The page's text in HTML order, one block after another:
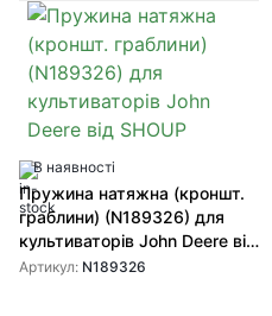
В наявності
Пружина натяжна (кроншт.
граблини) (N189326) для
культиваторів John Deere від
SHOUP
Артикул: N189326